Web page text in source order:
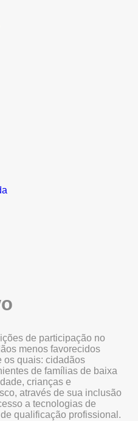
de participação no
menos favorecidos
os quais: cidadãos
de famílias de baixa
crianças e
através de sua inclusão
a tecnologias de
qualificação profissional.